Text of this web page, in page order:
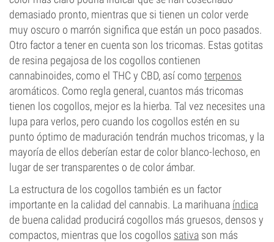
demasiado pronto, mientras que si tienen un color verde
muy oscuro o marrón significa que están un poco pasados.
Otro factor a tener en cuenta son los tricomas. Estas gotitas
de resina pegajosa de los cogollos contienen
cannabinoides, como el THC y CBD, así como terpenos
aromáticos. Como regla general, cuantos más tricomas
tienen los cogollos, mejor es la hierba. Tal vez necesites una
lupa para verlos, pero cuando los cogollos estén en su
punto óptimo de maduración tendrán muchos tricomas, y la
mayoría de ellos deberían estar de color blanco-lechoso, en
lugar de ser transparentes o de color ámbar.
La estructura de los cogollos también es un factor
importante en la calidad del cannabis. La marihuana índica
de buena calidad producirá cogollos más gruesos, densos y
compactos, mientras que los cogollos sativa son más